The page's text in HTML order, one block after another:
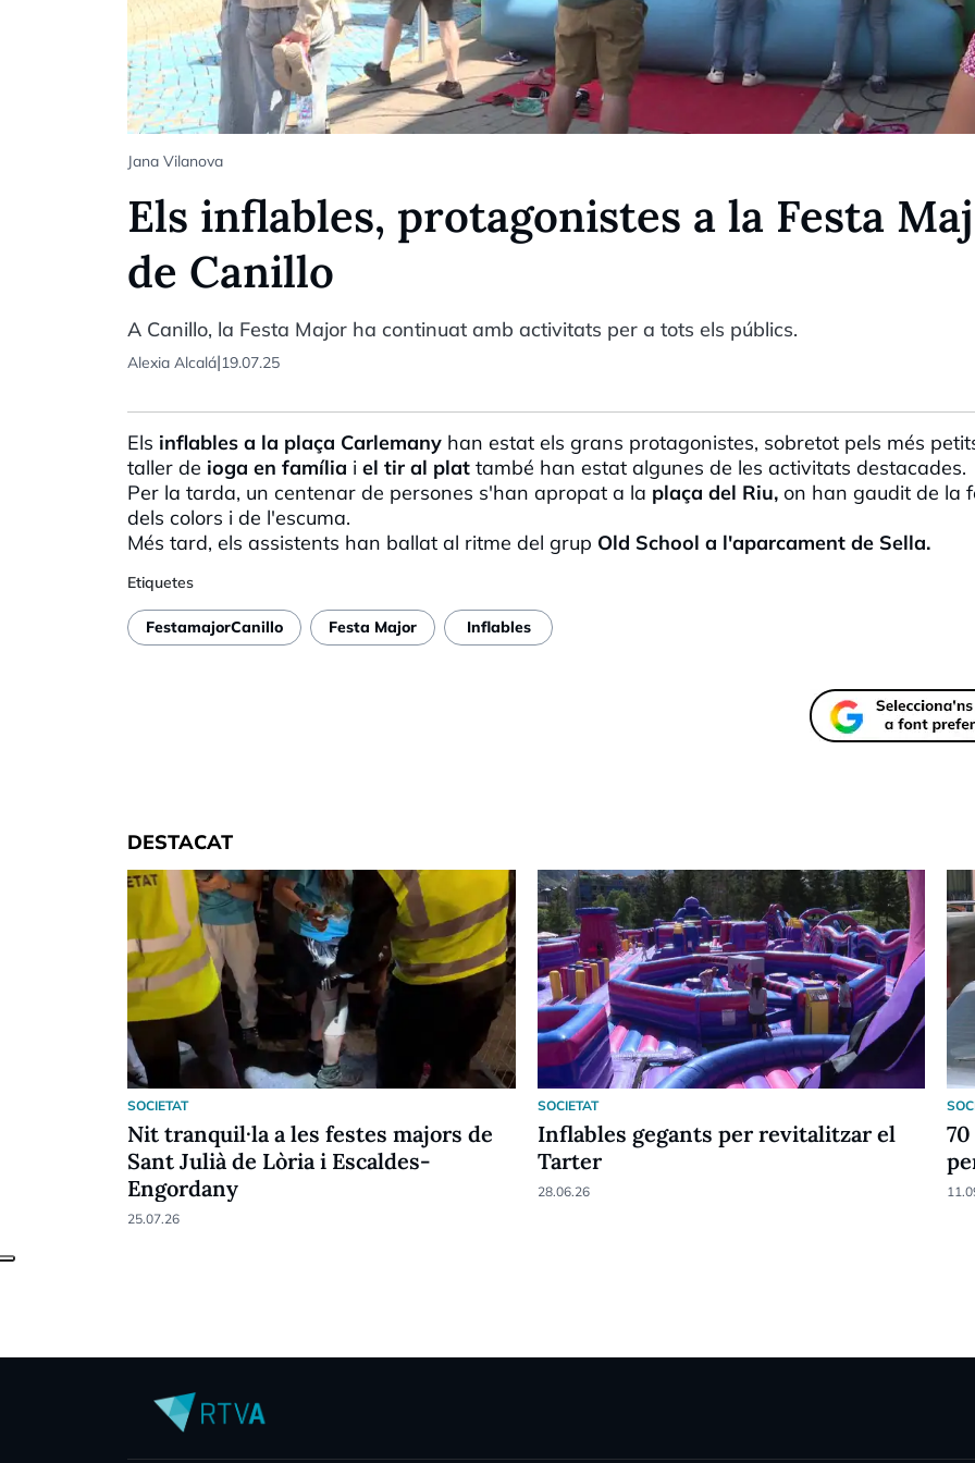
Jana Vilanova
Els inflables, protagonistes a la Festa
de Canillo
A Canillo, la Festa Major ha continuat amb activitats per a tots els públics.
Alexia Alcalá|19.07.25
Els inflables a la plaça Carlemany han estat els grans protagonistes, sobretot pels més
taller de ioga en família i el tir al plat també han estat algunes de les activitats destacades.
Per la tarda, un centenar de persones s'han apropat a la plaça del Riu, on han gaudit de la
dels colors i de l'escuma.
Més tard, els assistents han ballat al ritme del grup Old School a l'aparcament de Sella.
Etiquetes
FestamajorCanillo Festa Major Inflables
DESTACAT
SOCIETAT
Nit tranquil·la a les festes majors de
Sant Julià de Lòria i Escaldes-
Engordany
25.07.26
SOCIETAT
Inflables gegants per revitalitzar el
Tarter
28.06.26